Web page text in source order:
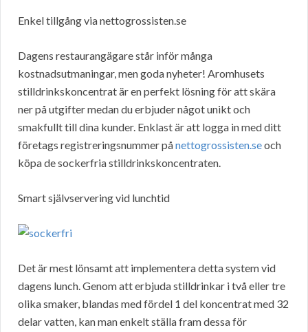
Enkel tillgång via nettogrossisten.se
Dagens restaurangägare står inför många
kostnadsutmaningar, men goda nyheter! Aromhusets
stilldrinkskoncentrat är en perfekt lösning för att skära
ner på utgifter medan du erbjuder något unikt och
smakfullt till dina kunder. Enklast är att logga in med ditt
företags registreringsnummer pånettogrossisten.seoch
köpa de sockerfria stilldrinkskoncentraten.
Smart självservering vid lunchtid
Det är mest lönsamt att implementera detta system vid
dagens lunch. Genom att erbjuda stilldrinkar i två eller tre
olika smaker, blandas med fördel 1 del koncentrat med 32
delar vatten, kan man enkelt ställa fram dessa för